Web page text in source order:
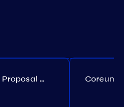
Akash governance. Proposal №308